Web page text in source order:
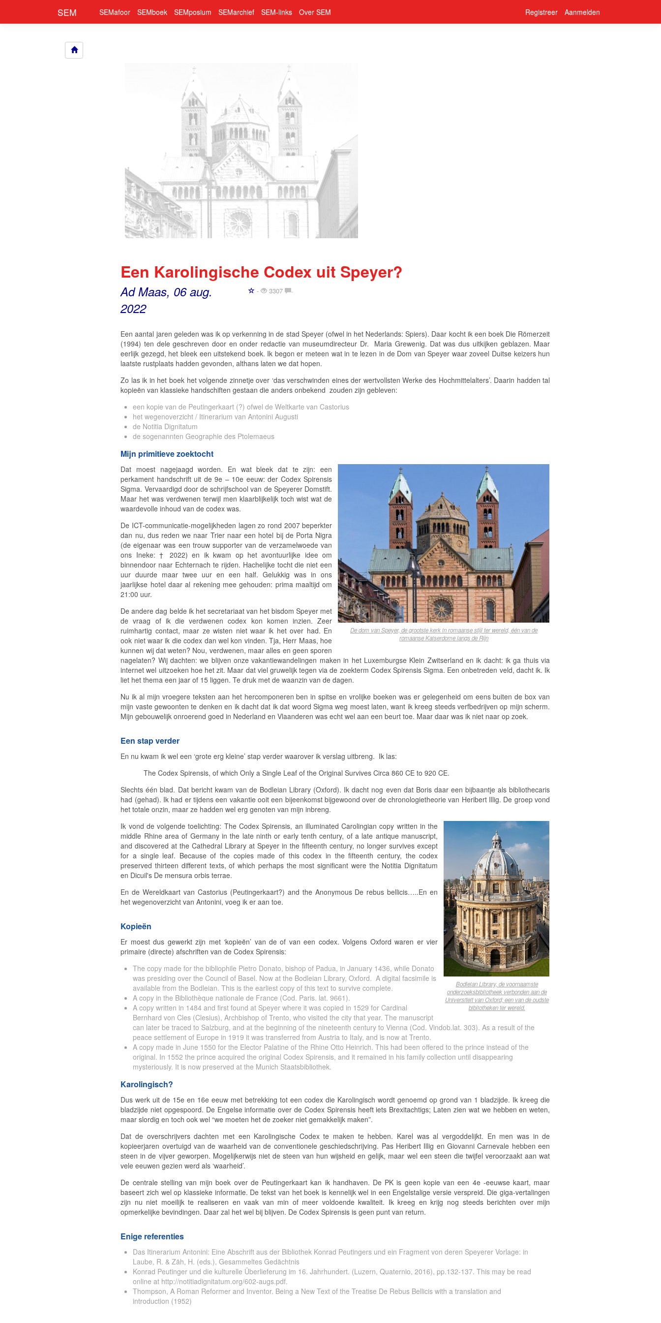
SEM SEMafoor SEMboek SEMposium SEMarchief SEM-links Over SEM Registreer Aanmelden
Een Karolingische Codex uit Speyer?
Ad Maas, 06 aug.
2022
- 3307 -
Een aantal jaren geleden was ik op verkenning in de stad Speyer (ofwel in het Nederlands: Spiers). Daar kocht ik een boek Die Römerzeit
(1994) ten dele geschreven door en onder redactie van museumdirecteur Dr. Maria Grewenig. Dat was dus uitkijken geblazen. Maar
eerlijk gezegd, het bleek een uitstekend boek. Ik begon er meteen wat in te lezen in de Dom van Speyer waar zoveel Duitse keizers hun
laatste rustplaats hadden gevonden, althans laten we dat hopen.
Zo las ik in het boek het volgende zinnetje over ‘das verschwinden eines der wertvollsten Werke des Hochmittelalters’. Daarin hadden tal
kopieën van klassieke handschiften gestaan die anders onbekend zouden zijn gebleven:
een kopie van de Peutingerkaart (?) ofwel deWeltkarte van Castorius
het wegenoverzicht / Itinerarium van Antonini Augusti
de Notitia Dignitatum
de sogenanntenGeographie des Ptolemaeus
Mijn primitieve zoektocht
De dom van Speyer, de grootste kerk in romaanse stijl ter wereld, één van de
romaanse Kaiserdome langs de Rijn
Dat moest nagejaagd worden. En wat bleek dat te zijn: een
perkament handschrift uit de 9e – 10e eeuw: der Codex Spirensis
Sigma. Vervaardigd door de schrijfschool van de Speyerer Domstift.
Maar het was verdwenen terwijl men klaarblijkelijk toch wist wat de
waardevolle inhoud van de codex was.
De ICT-communicatie-mogelijkheden lagen zo rond 2007 beperkter
dan nu, dus reden we naar Trier naar een hotel bij de Porta Nigra
(de eigenaar was een trouw supporter van de verzamelwoede van
ons Ineke: † 2022) en ik kwam op het avontuurlijke idee om
binnendoor naar Echternach te rijden. Hachelijke tocht die niet een
uur duurde maar twee uur en een half. Gelukkig was in ons
jaarlijkse hotel daar al rekening mee gehouden: prima maaltijd om
21:00 uur.
De andere dag belde ik het secretariaat van het bisdom Speyer met
de vraag of ik die verdwenen codex kon komen inzien. Zeer
ruimhartig contact, maar ze wisten niet waar ik het over had. En
ook niet waar ik die codex dan wel kon vinden. Tja, Herr Maas, hoe
kunnen wij dat weten? Nou, verdwenen, maar alles en geen sporen
nagelaten? Wij dachten: we blijven onze vakantiewandelingen maken in het Luxemburgse Klein Zwitserland en ik dacht: ik ga thuis via
internet wel uitzoeken hoe het zit. Maar dat viel gruwelijk tegen via de zoekterm Codex Spirensis Sigma. Een onbetreden veld, dacht ik. Ik
liet het thema een jaar of 15 liggen. Te druk met de waanzin van de dagen.
Nu ik al mijn vroegere teksten aan het hercomponeren ben in spitse en vrolijke boeken was er gelegenheid om eens buiten de box van
mijn vaste gewoonten te denken en ik dacht dat ik dat woord Sigma weg moest laten, want ik kreeg steeds verfbedrijven op mijn scherm.
Mijn gebouwelijk onroerend goed in Nederland en Vlaanderen was echt wel aan een beurt toe. Maar daar was ik niet naar op zoek.
Een stap verder
En nu kwam ik wel een ‘grote erg kleine’ stap verder waarover ik verslag uitbreng. Ik las:
The Codex Spirensis, of which Only a Single Leaf of the Original Survives Circa 860 CE to 920 CE.
Slechts één blad. Dat bericht kwam van de Bodleian Library (Oxford). Ik dacht nog even dat Boris daar een bijbaantje als bibliothecaris
had (gehad). Ik had er tijdens een vakantie ooit een bijeenkomst bijgewoond over de chronologietheorie van Heribert Illig. De groep vond
het totale onzin, maar ze hadden wel erg genoten van mijn inbreng.
Bodleian Library, de voornaamste
onderzoeksbibliotheek verbonden aan de
Universiteit van Oxford; een van de oudste
bibliotheken ter wereld.
Ik vond de volgende toelichting: The Codex Spirensis, an illuminated Carolingian copy written in the
middle Rhine area of Germany in the late ninth or early tenth century, of a late antique manuscript,
and discovered at the Cathedral Library at Speyer in the fifteenth century, no longer survives except
for a single leaf. Because of the copies made of this codex in the fifteenth century, the codex
preserved thirteen different texts, of which perhaps the most significant were the Notitia Dignitatum
en Dicuil's De mensura orbis terrae.
En de Wereldkaart van Castorius (Peutingerkaart?) and the Anonymous De rebus bellicis…..En en
het wegenoverzicht van Antonini, voeg ik er aan toe.
Kopieën
Er moest dus gewerkt zijn met ‘kopieën’ van de of van een codex. Volgens Oxford waren er vier
primaire (directe) afschriften van de Codex Spirensis:
The copy made for the bibliophile Pietro Donato, bishop of Padua, in January 1436, while Donato
was presiding over the Council of Basel. Now at the Bodleian Library, Oxford. A digital facsimile is
available from the Bodleian. This is the earliest copy of this text to survive complete.
A copy in the Bibliothèque nationale de France (Cod. Paris. lat. 9661).
A copy written in 1484 and first found at Speyer where it was copied in 1529 for Cardinal
Bernhard von Cles (Clesius), Archbishop of Trento, who visited the city that year. The manuscript
can later be traced to Salzburg, and at the beginning of the nineteenth century to Vienna (Cod. Vindob.lat. 303). As a result of the
peace settlement of Europe in 1919 it was transferred from Austria to Italy, and is now at Trento.
A copy made in June 1550 for the Elector Palatine of the Rhine Otto Heinrich. This had been offered to the prince instead of the
original. In 1552 the prince acquired the original Codex Spirensis, and it remained in his family collection until disappearing
mysteriously. It is now preserved at the Munich Staatsbibliothek.
Karolingisch?
Dus werk uit de 15e en 16e eeuw met betrekking tot een codexdie Karolingisch wordt genoemd op grond van 1 bladzijde. Ik kreeg die
bladzijde niet opgespoord. De Engelse informatie over de Codex Spirensis heeft iets Brexitachtigs; Laten zien wat we hebben en weten,
maar slordig en toch ook wel “we moeten het de zoeker niet gemakkelijk maken”.
Dat de overschrijvers dachten met een Karolingische Codex te maken te hebben. Karel was al vergoddelijkt. En men was in de
kopieerjaren overtuigd van de waarheid van de conventionele geschiedschrijving. Pas Heribert Illig en Giovanni Carnevale hebben een
steen in de vijver geworpen. Mogelijkerwijs niet de steen van hun wijsheid en gelijk, maar wel een steen die twijfel veroorzaakt aan wat
vele eeuwen gezien werd als ‘waarheid’.
De centrale stelling van mijn boek over de Peutingerkaart kan ik handhaven. De PK is geen kopie van een 4e -eeuwse kaart, maar
baseert zich wel op klassieke informatie. De tekst van het boek is kennelijk wel in een Engelstalige versie verspreid. Die giga-vertalingen
zijn nu niet moeilijk te realiseren en vaak van min of meer voldoende kwaliteit. Ik kreeg en krijg nog steeds berichten over mijn
opmerkelijke bevindingen. Daar zal het wel bij blijven. De Codex Spirensis is geen punt van return.
Enige referenties
Das Itinerarium Antonini: Eine Abschrift aus der Bibliothek Konrad Peutingers und ein Fragment von deren Speyerer Vorlage: in
Laube, R. & Zäh, H. (eds.), Gesammeltes Gedächtnis
Konrad Peutinger und die kulturelle Überlieferung im 16. Jahrhundert. (Luzern, Quaternio, 2016), pp.132-137. This may be read
online at http://notitiadignitatum.org/602-augs.pdf.
Thompson, A Roman Reformer and Inventor. Being a New Text of the Treatise De Rebus Bellicis with a translation and
introduction (1952)